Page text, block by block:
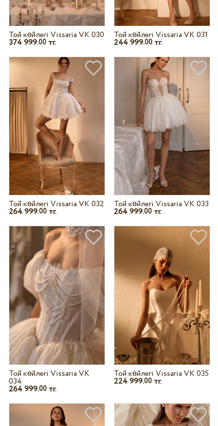
Той көйлегі Vissaria VK 030
374 999.00тг.
Той көйлегі Vissaria VK 031
244 999.00 тг.
Той көйлегі Vissaria VK 032
264 999.00тг.
Той көйлегі Vissaria VK 033
264 999.00 тг.
Той көйлегі Vissaria VK
034
264 999.00тг.
Той көйлегі Vissaria VK 035
224 999.00 тг.